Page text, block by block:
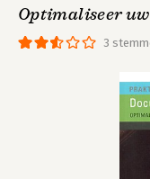
3
Optimaliseer